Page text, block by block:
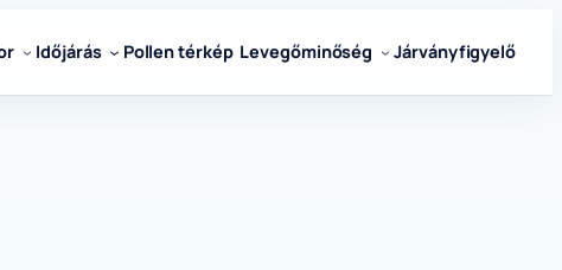
Időjárás Pollen térkép Levegőminőség Járványfigyelő